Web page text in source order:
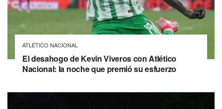
ATLÉTICO NACIONAL
El desahogo de Kevin Viveros con Atlético
Nacional: la noche que premió su esfuerzo